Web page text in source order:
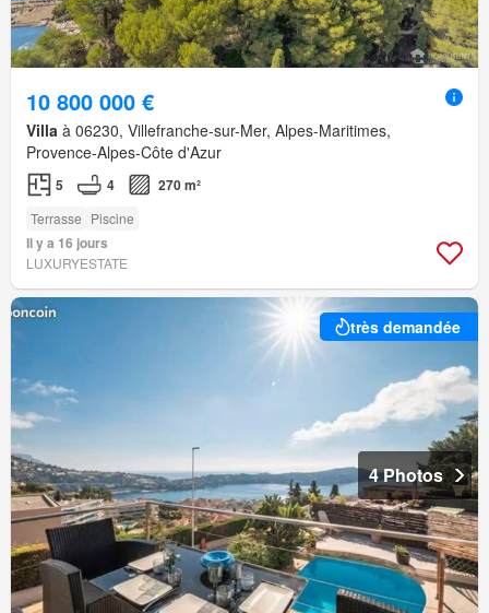
10 800 000 €
Villa à 06230, Villefranche-sur-Mer, Alpes-Maritimes,
Provence-Alpes-Côte d'Azur
5 4 270 m²
Terrasse Piscine
Il y a 16 jours
LUXURYESTATE
très demandée
4 Photos